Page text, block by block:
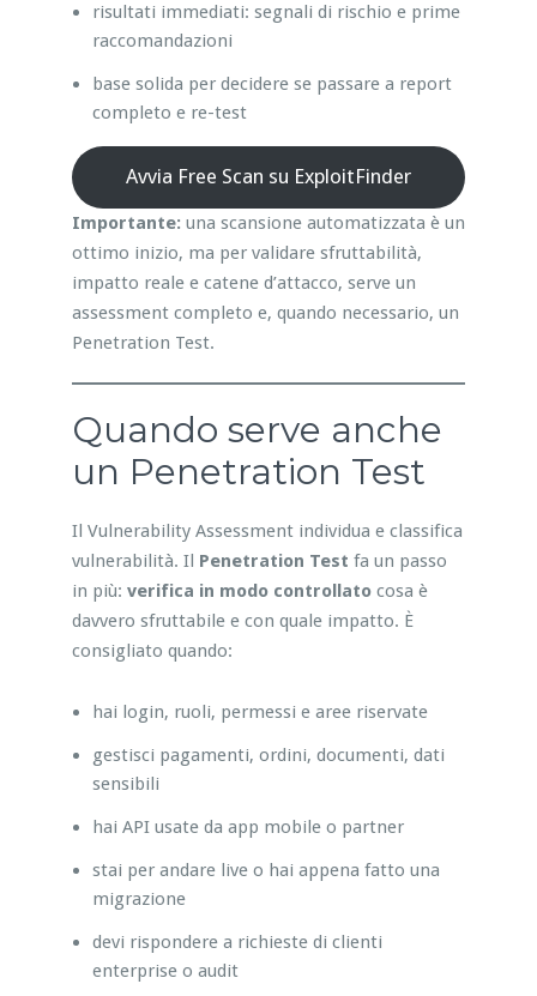
risultati immediati: segnali di rischio e prime
raccomandazioni
base solida per decidere se passare a report
completo e re-test
Avvia Free Scan su ExploitFinder
Importante: una scansione automatizzata è un
ottimo inizio, ma per validare sfruttabilità,
impatto reale e catene d’attacco, serve un
assessment completo e, quando necessario, un
Penetration Test.
Quando serve anche
un Penetration Test
Il Vulnerability Assessment individua e classifica
vulnerabilità. Il Penetration Test fa un passo
in più: verifica in modo controllatocosa è
davvero sfruttabile e con quale impatto. È
consigliato quando:
hai login, ruoli, permessi e aree riservate
gestisci pagamenti, ordini, documenti, dati
sensibili
hai API usate da app mobile o partner
stai per andare live o hai appena fatto una
migrazione
devi rispondere a richieste di clienti
enterprise o audit